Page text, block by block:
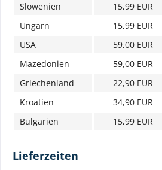
Slowenien
15,99 EUR
Ungarn
15,99 EUR
USA
59,00 EUR
Mazedonien
59,00 EUR
Griechenland
22,90 EUR
Kroatien
34,90 EUR
Bulgarien
15,99 EUR
Lieferzeiten